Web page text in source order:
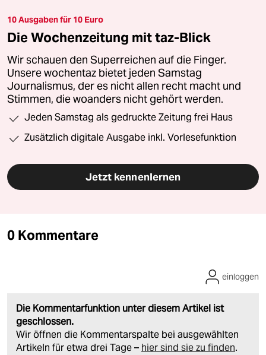
10 Ausgaben für 10 Euro
Die Wochenzeitung mit taz-Blick
Wir schauen den Superreichen auf die Finger.
Unsere wochentaz bietet jeden Samstag
Journalismus, der es nicht allen recht macht und
Stimmen, die woanders nicht gehört werden.
Jeden Samstag als gedruckte Zeitung frei Haus
Zusätzlich digitale Ausgabe inkl. Vorlesefunktion
Jetzt kennenlernen
0 Kommentare
Die Kommentarfunktion unter diesem Artikel ist
geschlossen.
Wir öffnen die Kommentarspalte bei ausgewählten
Artikeln für etwa drei Tage – hier sind sie zu finden.
einloggen